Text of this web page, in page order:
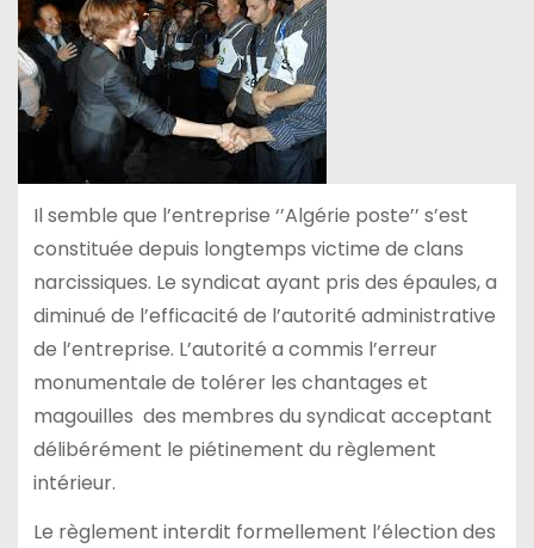
Il semble que l’entreprise ‘’Algérie poste’’ s’est
constituée depuis longtemps victime de clans
narcissiques. Le syndicat ayant pris des épaules, a
diminué de l’efficacité de l’autorité administrative
de l’entreprise. L’autorité a commis l’erreur
monumentale de tolérer les chantages et
magouilles des membres du syndicat acceptant
délibérément le piétinement du règlement
intérieur.
Le règlement interdit formellement l’élection des